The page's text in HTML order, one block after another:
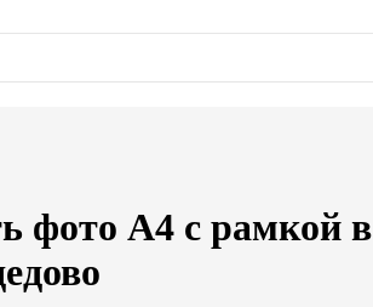
фото А4 с рамкой в